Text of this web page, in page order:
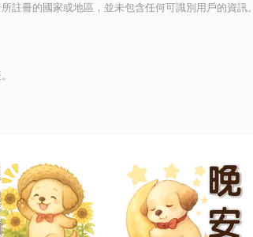
註冊的國家或地區，並未包含任何可識別用戶的資訊。